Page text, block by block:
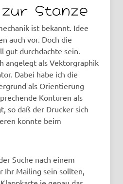
Stanze
ist bekannt. Idee
auch vor. Doch die
gut durchdachte sein.
angelegt als Vektorgraphik
Dabei habe ich die
als Orientierung
Konturen als
so daß der Drucker sich
konnte beim
Suche nach einem
Mailing sein sollten,